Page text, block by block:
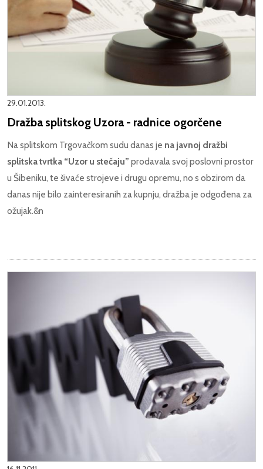
29.01.2013.
Dražba splitskog Uzora - radnice ogorčene
Na splitskom Trgovačkom sudu danas je na javnoj dražbi
splitska tvrtka “Uzor u stečaju” prodavala svoj poslovni prostor
u Šibeniku, te šivaće strojeve i drugu opremu, no s obzirom da
danas nije bilo zainteresiranih za kupnju, dražba je odgođena za
ožujak.&n